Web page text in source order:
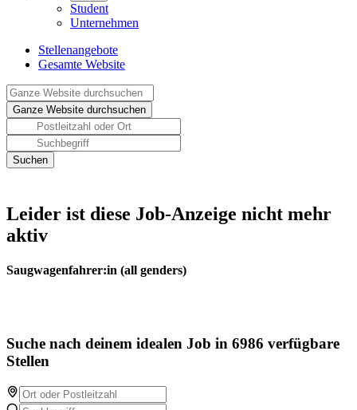
Student
Unternehmen
Stellenangebote
Gesamte Website
Leider ist diese Job-Anzeige nicht mehr
aktiv
Saugwagenfahrer:in (all genders)
Suche nach deinem idealen Job in 6986 verfügbare
Stellen